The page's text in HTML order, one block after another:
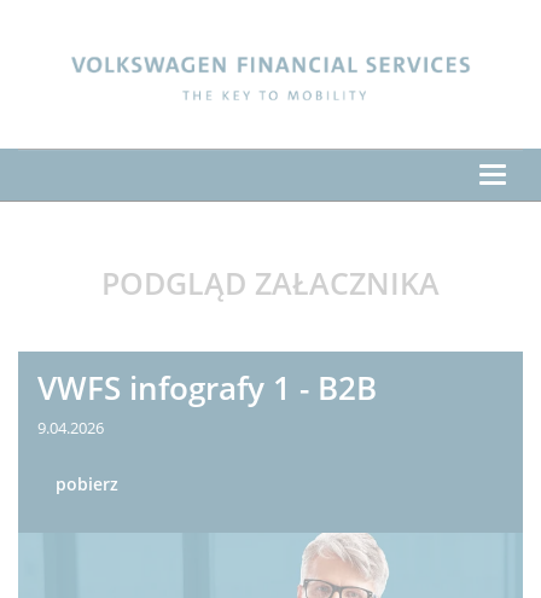
PODGLĄD ZAŁACZNIKA
VWFS infografy 1 - B2B
9.04.2026
pobierz